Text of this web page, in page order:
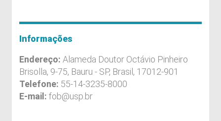
Informações
Endereço: Alameda Doutor Octávio Pinheiro
Brisolla, 9-75, Bauru - SP, Brasil, 17012-901
Telefone: 55-14-3235-8000
E-mail: fob@usp.br